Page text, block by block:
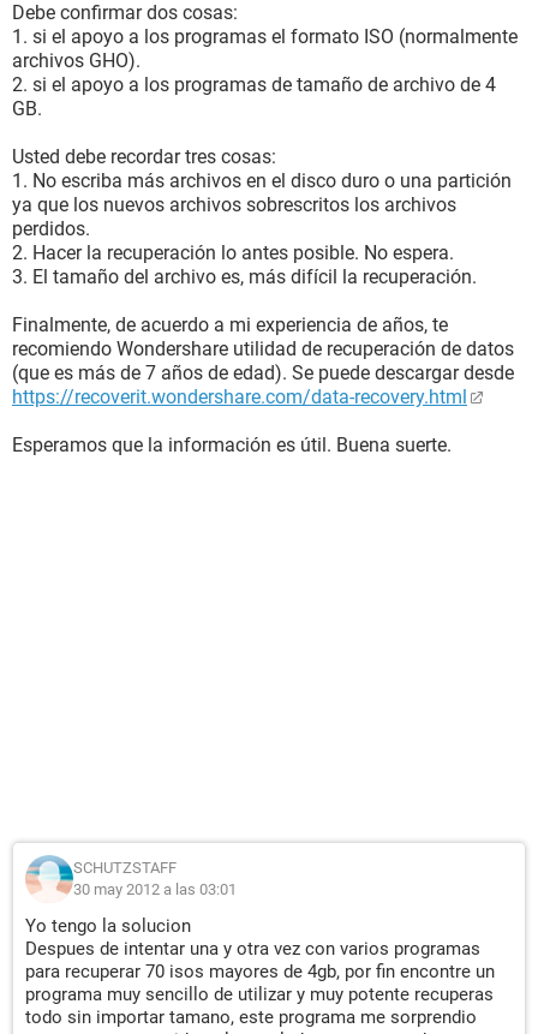
Debe confirmar dos cosas:
1. si el apoyo a los programas el formato ISO (normalmente
archivos GHO).
2. si el apoyo a los programas de tamaño de archivo de 4
GB.
Usted debe recordar tres cosas:
1. No escriba más archivos en el disco duro o una partición
ya que los nuevos archivos sobrescritos los archivos
perdidos.
2. Hacer la recuperación lo antes posible. No espera.
3. El tamaño del archivo es, más difícil la recuperación.
Finalmente, de acuerdo a mi experiencia de años, te
recomiendo Wondershare utilidad de recuperación de datos
(que es más de 7 años de edad). Se puede descargar desde
https://recoverit.wondershare.com/data-recovery.html
Esperamos que la información es útil. Buena suerte.
SCHUTZSTAFF
30 may 2012 a las 03:01
Yo tengo la solucion
Despues de intentar una y otra vez con varios programas
para recuperar 70 isos mayores de 4gb, por fin encontre un
programa muy sencillo de utilizar y muy potente recuperas
todo sin importar tamano, este programa me sorprendio